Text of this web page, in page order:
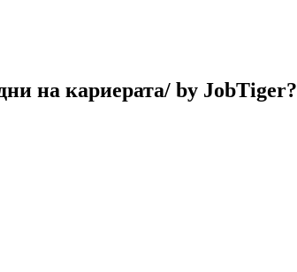
на кариерата/ by JobTiger?